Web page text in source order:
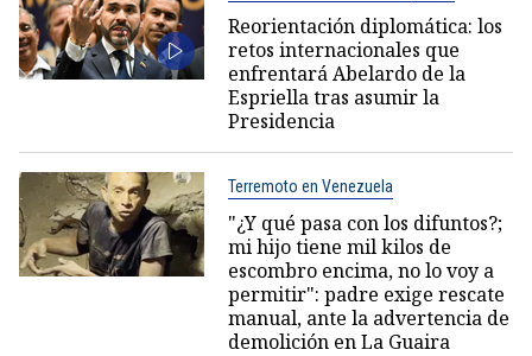
Reorientación diplomática: los
retos internacionales que
enfrentará Abelardo de la
Espriella tras asumir la
Presidencia
Terremoto en Venezuela
"¿Y qué pasa con los difuntos?;
mi hijo tiene mil kilos de
escombro encima, no lo voy a
permitir": padre exige rescate
manual, ante la advertencia de
demolición en La Guaira